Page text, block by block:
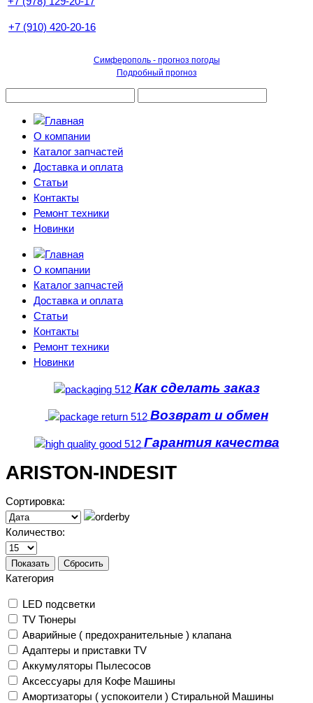
+7 (910) 420-20-16
Симферополь - прогноз погоды
Подробный прогноз
О компании
Каталог запчастей
Доставка и оплата
Статьи
Контакты
Ремонт техники
Новинки
О компании
Каталог запчастей
Доставка и оплата
Статьи
Контакты
Ремонт техники
Новинки
Как сделать заказ
Возврат и обмен
Гарантия качества
ARISTON-INDESIT
Сортировка:
Количество:
Показать Сбросить
Категория
LED подсветки
TV Тюнеры
Аварийные ( предохранительные ) клапана
Адаптеры и приставки TV
Аккумуляторы Пылесосов
Аксессуары для Кофе Машины
Амортизаторы ( успокоители ) Стиральной Машины